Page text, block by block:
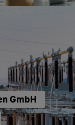
GmbH